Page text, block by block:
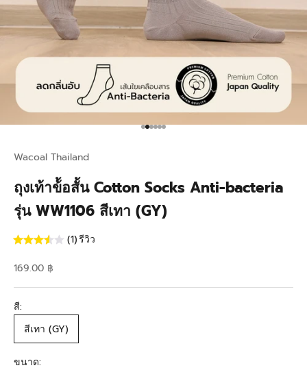
Go to item 1
Go to item 2
Go to item 3
Go to item 4
Go to item 5
Go to item 6
Wacoal Thailand
ถุงเท้าข้้อสั้น Cotton Socks Anti-bacteria
รุ่น WW1106 สีเทา (GY)
(1)รีวิว
Sale price
169.00 ฿
สี:
สีเทา (GY)
ขนาด: